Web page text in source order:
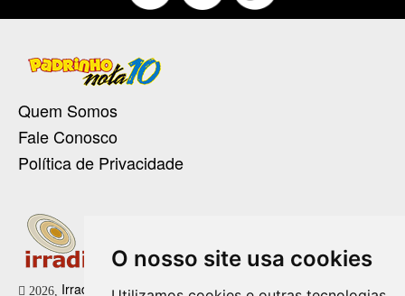
O nosso site usa cookies
Quem Somos
Fale Conosco
Política de Privacidade
2026, Irradie Marketing Digital